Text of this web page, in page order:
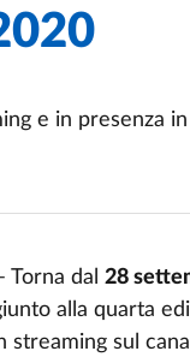
e in presenza
Torna dal 28
alla quarta
sul